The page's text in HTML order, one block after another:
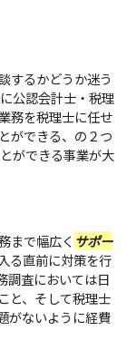
するかどうか迷う
公認会計士・税理
務を税理士に任せ
ができる、の２つ
ができる事業が大
まで幅広く サポー
る直前に対策を行
調査においては日
と、そして税理士
がないように経費